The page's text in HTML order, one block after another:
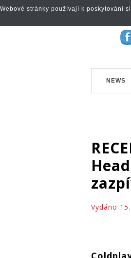
NEWS
Vydáno
Webové stránky používají k poskytování